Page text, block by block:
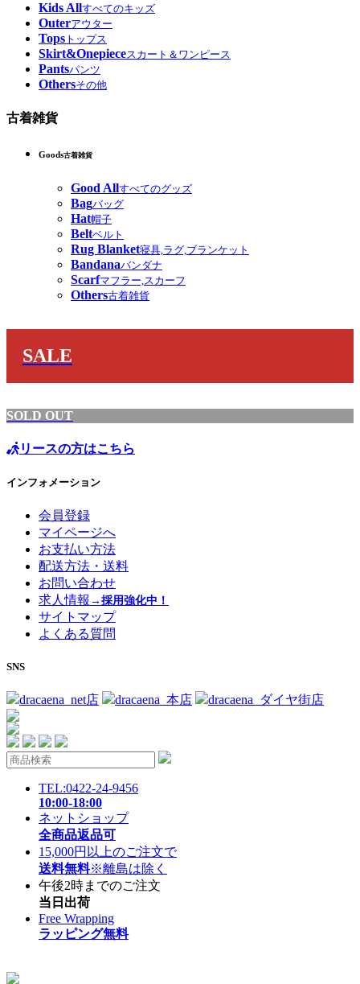
Kids Allすべてのキッズ
Outerアウター
Tops トップス
Skirt&Onepieceスカート＆ワンピース
Pantsパンツ
Othersその他
古着雑貨
Goods古着雑貨
Good Allすべてのグッズ
Bagバッグ
Hat帽子
Beltベルト
Rug Blanket寝具,ラグ,ブランケット
Bandanaバンダナ
Scarfマフラー,スカーフ
Others古着雑貨
SALE
SOLD OUT
リースの方はこちら
インフォメーション
会員登録
マイページへ
お支払い方法
配送方法・送料
お問い合わせ
求人情報 →採用強化中！
サイトマップ
よくある質問
SNS
dracaena_net店 dracaena_本店 dracaena_ダイヤ街店
TEL:0422-24-9456
10:00-18:00
ネットショップ
全商品返品可
15,000円以上のご注文で
送料無料※離島は除く
午後2時までのご注文
当日出荷
Free Wrapping
ラッピング無料